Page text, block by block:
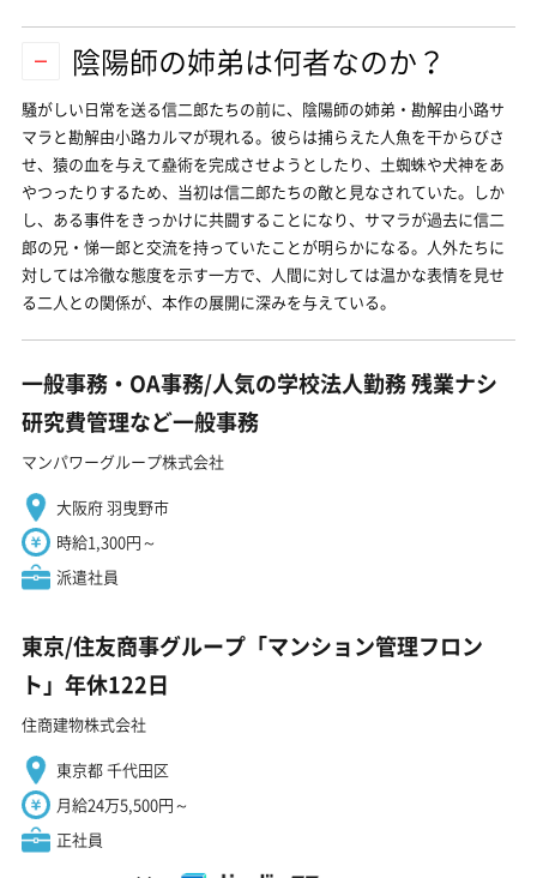
陰陽師の姉弟は何者なのか？
騒がしい日常を送る信二郎たちの前に、陰陽師の姉弟・勘解由小路サ
マラと勘解由小路カルマが現れる。彼らは捕らえた人魚を干からびさ
せ、猿の血を与えて蠱術を完成させようとしたり、土蜘蛛や犬神をあ
やつったりするため、当初は信二郎たちの敵と見なされていた。しか
し、ある事件をきっかけに共闘することになり、サマラが過去に信二
郎の兄・悌一郎と交流を持っていたことが明らかになる。人外たちに
対しては冷徹な態度を示す一方で、人間に対しては温かな表情を見せ
る二人との関係が、本作の展開に深みを与えている。
一般事務・OA事務/人気の学校法人勤務 残業ナシ
研究費管理など一般事務
マンパワーグループ株式会社
大阪府 羽曳野市
時給1,300円～
派遣社員
東京/住友商事グループ「マンション管理フロン
ト」年休122日
住商建物株式会社
東京都 千代田区
月給24万5,500円～
正社員